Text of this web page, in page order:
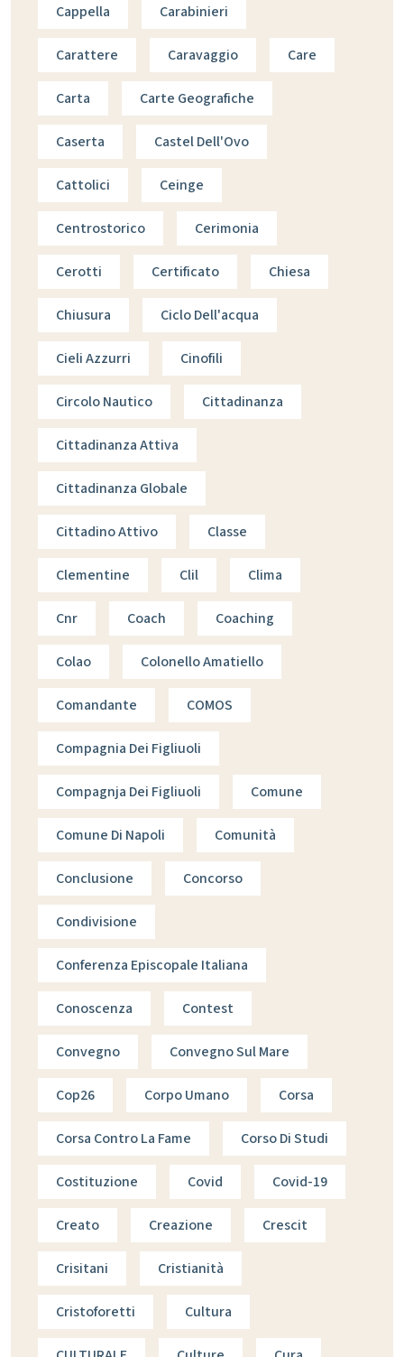
Cappella Carabinieri
Carattere Caravaggio Care
Carta Carte Geografiche
Caserta Castel Dell'Ovo
Cattolici Ceinge
Centrostorico Cerimonia
Cerotti Certificato Chiesa
Chiusura Ciclo Dell'acqua
Cieli Azzurri Cinofili
Circolo Nautico Cittadinanza
Cittadinanza Attiva
Cittadinanza Globale
Cittadino Attivo Classe
Clementine Clil Clima
Cnr Coach Coaching
Colao Colonello Amatiello
Comandante COMOS
Compagnia Dei Figliuoli
Compagnja Dei Figliuoli Comune
Comune Di Napoli Comunità
Conclusione Concorso
Condivisione
Conferenza Episcopale Italiana
Conoscenza Contest
Convegno Convegno Sul Mare
Cop26 Corpo Umano Corsa
Corsa Contro La Fame Corso Di Studi
Costituzione Covid Covid-19
Creato Creazione Crescit
Crisitani Cristianità
Cristoforetti Cultura